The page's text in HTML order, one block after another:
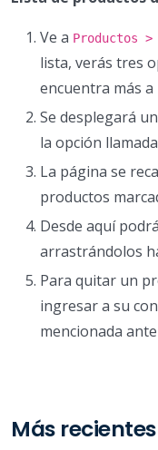
Ve a Productos
lista, verás tres
encuentra más a
Se desplegará
la opción llamada
La página se
productos
Desde aquí
arrastrándolos
Para quitar un
ingresar a su
mencionada
Más recientes